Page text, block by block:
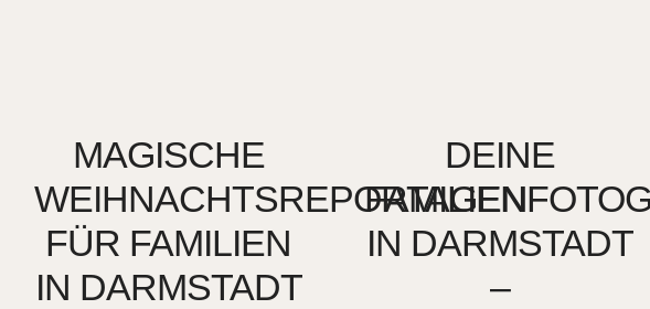
MAGISCHE
WEIHNACHTSREPORTAGEN
FÜR FAMILIEN
IN DARMSTADT
DEINE
IN DARMSTADT
–